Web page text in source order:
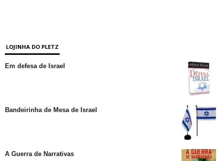
LOJINHA DO PLETZ
Em defesa de Israel
Bandeirinha de Mesa de Israel
A Guerra de Narrativas